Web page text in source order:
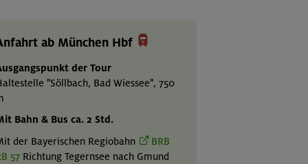
ab München Hbf 
der Tour
"Söllbach, Bad Wiessee", 750
Bahn & Bus ca. 2 Std.
der Bayerischen Regiobahn
BRB
57Richtung Tegernsee nach Gmund